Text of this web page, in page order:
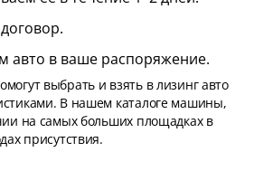
авто в ваше распоряжение.
выбрать и взять в лизинг авто
В нашем каталоге машины,
на самых больших площадках в
присутствия.